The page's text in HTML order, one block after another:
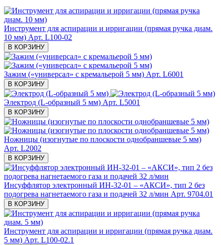
Инструмент для аспирации и ирригации (прямая ручка диам.
10 мм) Арт. L100-02
В КОРЗИНУ
Зажим («универсал» с кремальерой 5 мм) Арт. L6001
В КОРЗИНУ
Электрод (L-образный 5 мм) Арт. L5001
В КОРЗИНУ
Ножницы (изогнутые по плоскости однобраншевые 5 мм)
Арт. L2002
В КОРЗИНУ
Инсуффлятор электронный ИН-32-01 – «АКСИ», тип 2 без
подогрева нагнетаемого газа и подачей 32 л/мин Арт. 9704.01
В КОРЗИНУ
Инструмент для аспирации и ирригации (прямая ручка диам.
5 мм) Арт. L100-02.1